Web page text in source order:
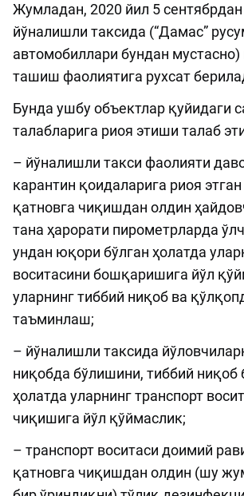
Жумладан, 2020 йил 5
йўналишли таксида (“Дамас”
автомобиллари бундан мустасно)
ташиш фаолиятига рухсат
Бунда ушбу объектлар қуйидаги
талабларига риоя этиши талаб
– йўналишли такси фаолияти
карантин қоидаларига риоя
қатновга чиқишдан олдин
тана ҳарорати пирометрларда
ундан юқори бўлган ҳолатда
воситасини бошқаришига йўл
уларнинг тиббий ниқоб ва
таъминлаш;
– йўналишли таксида
ниқобда бўлишини, тиббий ниқоб
ҳолатда уларнинг транспорт
чиқишига йўл қўймаслик;
– транспорт воситаси доимий
қатновга чиқишдан олдин (шу